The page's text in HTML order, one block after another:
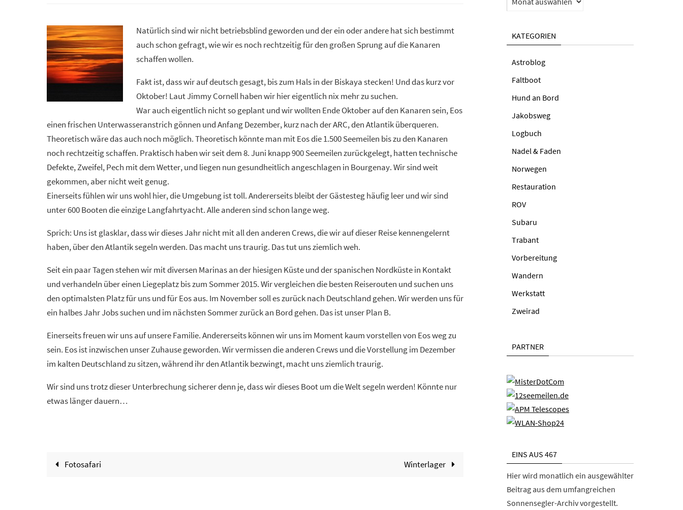
Natürlich sind wir nicht betriebsblind geworden und der ein oder andere hat sich bestimmt
auch schon gefragt, wie wir es noch rechtzeitig für den großen Sprung auf die Kanaren
schaffen wollen.
Fakt ist, dass wir auf deutsch gesagt, bis zum Hals in der Biskaya stecken! Und das kurz vor
Oktober! Laut Jimmy Cornell haben wir hier eigentlich nix mehr zu suchen.
War auch eigentlich nicht so geplant und wir wollten Ende Oktober auf den Kanaren sein, Eos
einen frischen Unterwasseranstrich gönnen und Anfang Dezember, kurz nach der ARC, den Atlantik überqueren.
Theoretisch wäre das auch noch möglich. Theoretisch könnte man mit Eos die 1.500 Seemeilen bis zu den Kanaren
noch rechtzeitig schaffen. Praktisch haben wir seit dem 8. Juni knapp 900 Seemeilen zurückgelegt, hatten technische
Defekte, Zweifel, Pech mit dem Wetter, und liegen nun gesundheitlich angeschlagen in Bourgenay. Wir sind weit
gekommen, aber nicht weit genug.
Einerseits fühlen wir uns wohl hier, die Umgebung ist toll. Andererseits bleibt der Gästesteg häufig leer und wir sind
unter 600 Booten die einzige Langfahrtyacht. Alle anderen sind schon lange weg.
Sprich: Uns ist glasklar, dass wir dieses Jahr nicht mit all den anderen Crews, die wir auf dieser Reise kennengelernt
haben, über den Atlantik segeln werden. Das macht uns traurig. Das tut uns ziemlich weh.
Seit ein paar Tagen stehen wir mit diversen Marinas an der hiesigen Küste und der spanischen Nordküste in Kontakt
und verhandeln über einen Liegeplatz bis zum Sommer 2015. Wir vergleichen die besten Reiserouten und suchen uns
den optimalsten Platz für uns und für Eos aus. Im November soll es zurück nach Deutschland gehen. Wir werden uns für
ein halbes Jahr Jobs suchen und im nächsten Sommer zurück an Bord gehen. Das ist unser Plan B.
Einerseits freuen wir uns auf unsere Familie. Andererseits können wir uns im Moment kaum vorstellen von Eos weg zu
sein. Eos ist inzwischen unser Zuhause geworden. Wir vermissen die anderen Crews und die Vorstellung im Dezember
im kalten Deutschland zu sitzen, während ihr den Atlantik bezwingt, macht uns ziemlich traurig.
Wir sind uns trotz dieser Unterbrechung sicherer denn je, dass wir dieses Boot um die Welt segeln werden! Könnte nur
etwas länger dauern…
Fotosafari Winterlager
KATEGORIEN
Astroblog
Faltboot
Hund an Bord
Jakobsweg
Logbuch
Nadel & Faden
Norwegen
Restauration
ROV
Subaru
Trabant
Vorbereitung
Wandern
Werkstatt
Zweirad
PARTNER
EINS AUS 467
Hier wird monatlich ein ausgewählter
Beitrag aus dem umfangreichen
Sonnensegler-Archiv vorgestellt.